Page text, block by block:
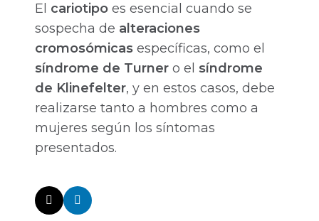
El cariotipo es esencial cuando se
sospecha de alteraciones
cromosómicas específicas, como el
síndrome de Turner o el síndrome
de Klinefelter, y en estos casos, debe
realizarse tanto a hombres como a
mujeres según los síntomas
presentados.